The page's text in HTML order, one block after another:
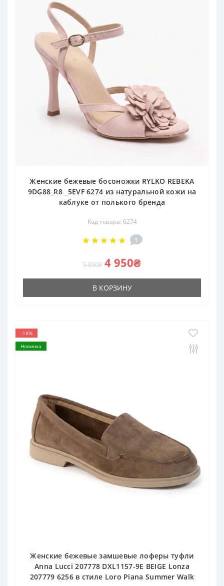
Женские бежевые босоножки RYLKO REBEKA
9DG88_R8 _5EVF 6274 из натуральной кожи на
каблуке от полького бренда
Код товара: 6274
1
5 850₴ 4 950₴
В КОРЗИНУ
-18%
Новинка
Женские бежевые замшевые лоферы туфли
Anna Lucci 207778 DXL1157-9E BEIGE Lonza
207779 6256 в стиле Loro Piana Summer Walk